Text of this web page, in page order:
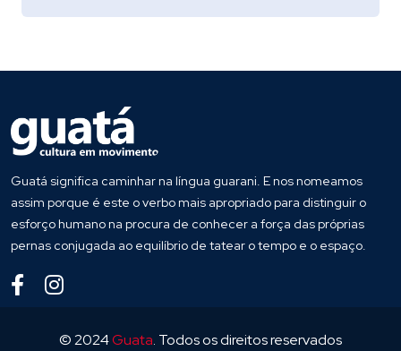
Guatá significa caminhar na língua guarani. E nos nomeamos
assim porque é este o verbo mais apropriado para distinguir o
esforço humano na procura de conhecer a força das próprias
pernas conjugada ao equilíbrio de tatear o tempo e o espaço.
© 2024Guata. Todos os direitos reservados